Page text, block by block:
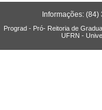
Informações:
Prograd - Pró- Reitoria de
UFRN -